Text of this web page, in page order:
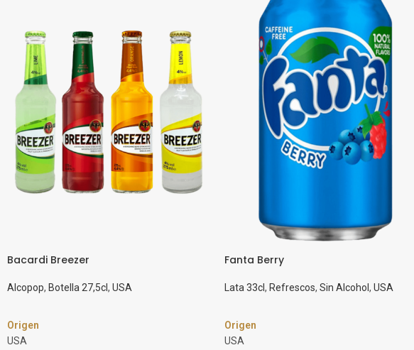
Bacardi Breezer
Alcopop, Botella 27,5cl, USA
Origen
USA
Fanta Berry
Lata 33cl, Refrescos, Sin Alcohol , USA
Origen
USA